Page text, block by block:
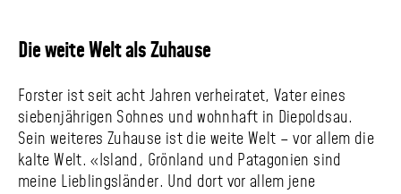
Die weite Welt als Zuhause
Forster ist seit acht Jahren verheiratet, Vater eines
siebenjährigen Sohnes und wohnhaft in Diepoldsau.
Sein weiteres Zuhause ist die weite Welt – vor allem die
kalte Welt. «Island, Grönland und Patagonien sind
meine Lieblings­länder. Und dort vor allem jene